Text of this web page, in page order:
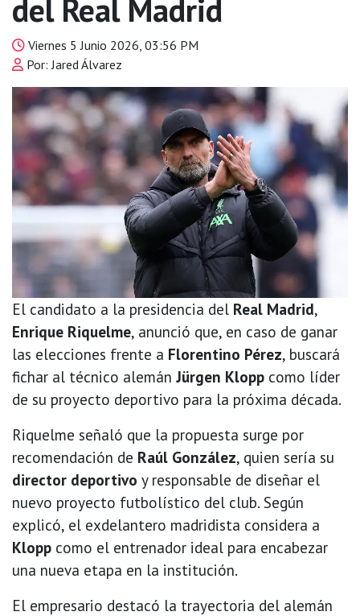
del Real Madrid
Viernes 5 Junio 2026, 03:56 PM
Por: Jared Álvarez
El candidato a la presidencia del Real Madrid,
Enrique Riquelme, anunció que, en caso de ganar
las elecciones frente a Florentino Pérez, buscará
fichar al técnico alemán Jürgen Klopp como líder
de su proyecto deportivo para la próxima década.
Riquelme señaló que la propuesta surge por
recomendación de Raúl González, quien sería su
director deportivo y responsable de diseñar el
nuevo proyecto futbolístico del club. Según
explicó, el exdelantero madridista considera a
Klopp como el entrenador ideal para encabezar
una nueva etapa en la institución.
El empresario destacó la trayectoria del alemán